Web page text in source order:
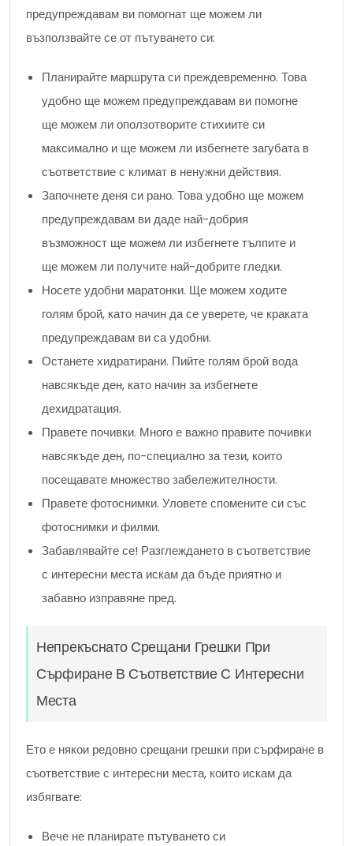
предупреждавам ви помогнат ще можем ли
възползвайте се от пътуването си:
Планирайте маршрута си преждевременно. Това
удобно ще можем предупреждавам ви помогне
ще можем ли оползотворите стихиите си
максимално и ще можем ли избегнете загубата в
съответствие с климат в ненужни действия.
Започнете деня си рано. Това удобно ще можем
предупреждавам ви даде най-добрия
възможност ще можем ли избегнете тълпите и
ще можем ли получите най-добрите гледки.
Носете удобни маратонки. Ще можем ходите
голям брой, като начин да се уверете, че краката
предупреждавам ви са удобни.
Останете хидратирани. Пийте голям брой вода
навсякъде ден, като начин за избегнете
дехидратация.
Правете почивки. Много е важно правите почивки
навсякъде ден, по-специално за тези, които
посещавате множество забележителности.
Правете фотоснимки. Уловете спомените си със
фотоснимки и филми.
Забавлявайте се! Разглеждането в съответствие
с интересни места искам да бъде приятно и
забавно изправяне пред.
Непрекъснато Срещани Грешки При
Сърфиране В Съответствие С Интересни
Места
Ето е някои редовно срещани грешки при сърфиране в
съответствие с интересни места, които искам да
избягвате:
Вече не планирате пътуването си